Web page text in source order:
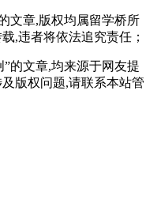
文章,版权均属留学桥所
,违者将依法追究责任；
的文章,均来源于网友提
版权问题,请联系本站管